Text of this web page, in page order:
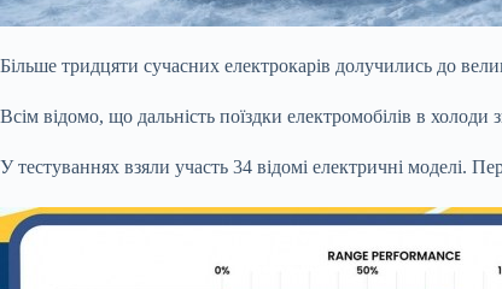
Більше тридцяти сучасних електрокарів долучились до
Всім відомо, що дальність поїздки електромобілів в
У тестуваннях взяли участь 34 відомі електричні моделі.